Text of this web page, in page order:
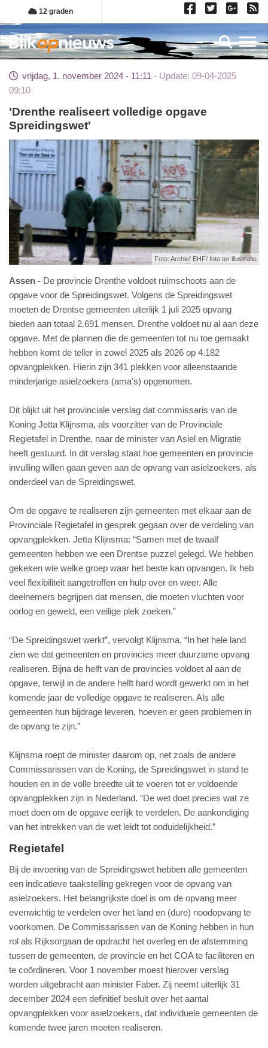
Overslaan
en
naar
de
gaan
12 graden
vrijdag, 1. november 2024 - 11:11
Update: 09-04-2025
09:10
'Drenthe realiseert volledige opgave
Spreidingswet'
Foto: Archief EHF/ foto ter illustratie
Assen
De provincie Drenthe voldoet ruimschoots aan de
opgave voor de Spreidingswet. Volgens de Spreidingswet
moeten de Drentse gemeenten uiterlijk 1 juli 2025 opvang
bieden aan totaal 2.691 mensen. Drenthe voldoet nu al aan deze
opgave. Met de plannen die de gemeenten tot nu toe gemaakt
hebben komt de teller in zowel 2025 als 2026 op 4.182
opvangplekken. Hierin zijn 341 plekken voor alleenstaande
minderjarige asielzoekers (ama’s) opgenomen.
Dit blijkt uit het provinciale verslag dat commissaris van de
Koning Jetta Klijnsma, als voorzitter van de Provinciale
Regietafel in Drenthe, naar de minister van Asiel en Migratie
heeft gestuurd. In dit verslag staat hoe gemeenten en provincie
invulling willen gaan geven aan de opvang van asielzoekers, als
onderdeel van de Spreidingswet.
Om de opgave te realiseren zijn gemeenten met elkaar aan de
Provinciale Regietafel in gesprek gegaan over de verdeling van
opvangplekken. Jetta Klijnsma: “Samen met de twaalf
gemeenten hebben we een Drentse puzzel gelegd. We hebben
gekeken wie welke groep waar het beste kan opvangen. Ik heb
veel flexibiliteit aangetroffen en hulp over en weer. Alle
deelnemers begrijpen dat mensen, die moeten vluchten voor
oorlog en geweld, een veilige plek zoeken.”
“De Spreidingswet werkt”, vervolgt Klijnsma, “In het hele land
zien we dat gemeenten en provincies meer duurzame opvang
realiseren. Bijna de helft van de provincies voldoet al aan de
opgave, terwijl in de andere helft hard wordt gewerkt om in het
komende jaar de volledige opgave te realiseren. Als alle
gemeenten hun bijdrage leveren, hoeven er geen problemen in
de opvang te zijn.”
Klijnsma roept de minister daarom op, net zoals de andere
Commissarissen van de Koning, de Spreidingswet in stand te
houden en in de volle breedte uit te voeren tot er voldoende
opvangplekken zijn in Nederland. “De wet doet precies wat ze
moet doen om de opgave eerlijk te verdelen. De aankondiging
van het intrekken van de wet leidt tot onduidelijkheid.”
Regietafel
Bij de invoering van de Spreidingswet hebben alle gemeenten
een indicatieve taakstelling gekregen voor de opvang van
asielzoekers. Het belangrijkste doel is om de opvang meer
evenwichtig te verdelen over het land en (dure) noodopvang te
voorkomen. De Commissarissen van de Koning hebben in hun
rol als Rijksorgaan de opdracht het overleg en de afstemming
tussen de gemeenten, de provincie en het COA te faciliteren en
te coördineren. Voor 1 november moest hierover verslag
worden uitgebracht aan minister Faber. Zij neemt uiterlijk 31
december 2024 een definitief besluit over het aantal
opvangplekken voor asielzoekers, dat individuele gemeenten de
komende twee jaren moeten realiseren.